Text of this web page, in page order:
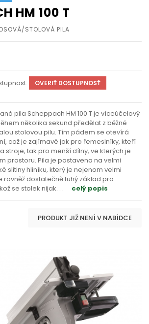
HM 100 T
STOLOVÁ PILA
OVERIŤ DOSTUPNOSŤ
pila Scheppach HM 100 T je víceúčelový
několika sekund předělat z běžné
stolovou pilu. Tím pádem se otevírá
což je zajímavé jak pro řemeslníky, kteří
stroje, tak pro menší dílny, ve kterých je
prostoru. Pila je postavena na velmi
slitiny hliníku, který je nejenom velmi
rovněž dostatečně tuhý základ pro
se stolek nijak. . . celý popis
PRODUKT JIŽ NENÍ V NABÍDCE